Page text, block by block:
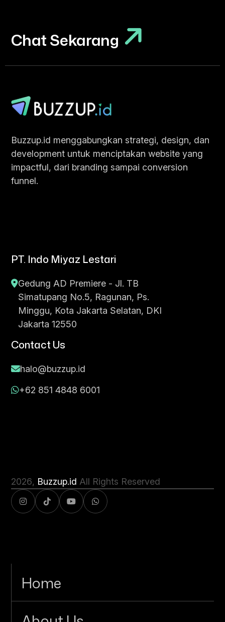
Chat Sekarang
Chat Sekarang
Buzzup.id menggabungkan strategi, design, dan
development untuk menciptakan website yang
impactful, dari branding sampai conversion
funnel.
PT. Indo Miyaz Lestari
Gedung AD Premiere - Jl. TB
Simatupang No.5, Ragunan, Ps.
Minggu, Kota Jakarta Selatan, DKI
Jakarta 12550
Contact Us
halo@buzzup.id
+62 851 4848 6001
2026, Buzzup.id All Rights Reserved